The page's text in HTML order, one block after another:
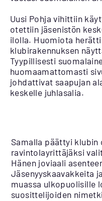
Uusi Pohja vihittiin
otettiin jäsenistön
ilolla. Huomiota
klubirakennuksen
Tyypillisesti
huomaamattomasti
johdattivat saapujan
keskelle juhlasalia.
Samalla päättyi
ravintolayrittäjäksi
Hänen joviaali
Jäsenyyskaavakkeita
muassa ulkopuolisille
suosittelijoiden